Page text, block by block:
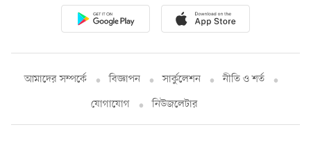
আমাদের সম্পর্কে বিজ্ঞাপন সার্কুলেশন
নীতি ও শর্ত
যোগাযোগ
নিউজলেটার